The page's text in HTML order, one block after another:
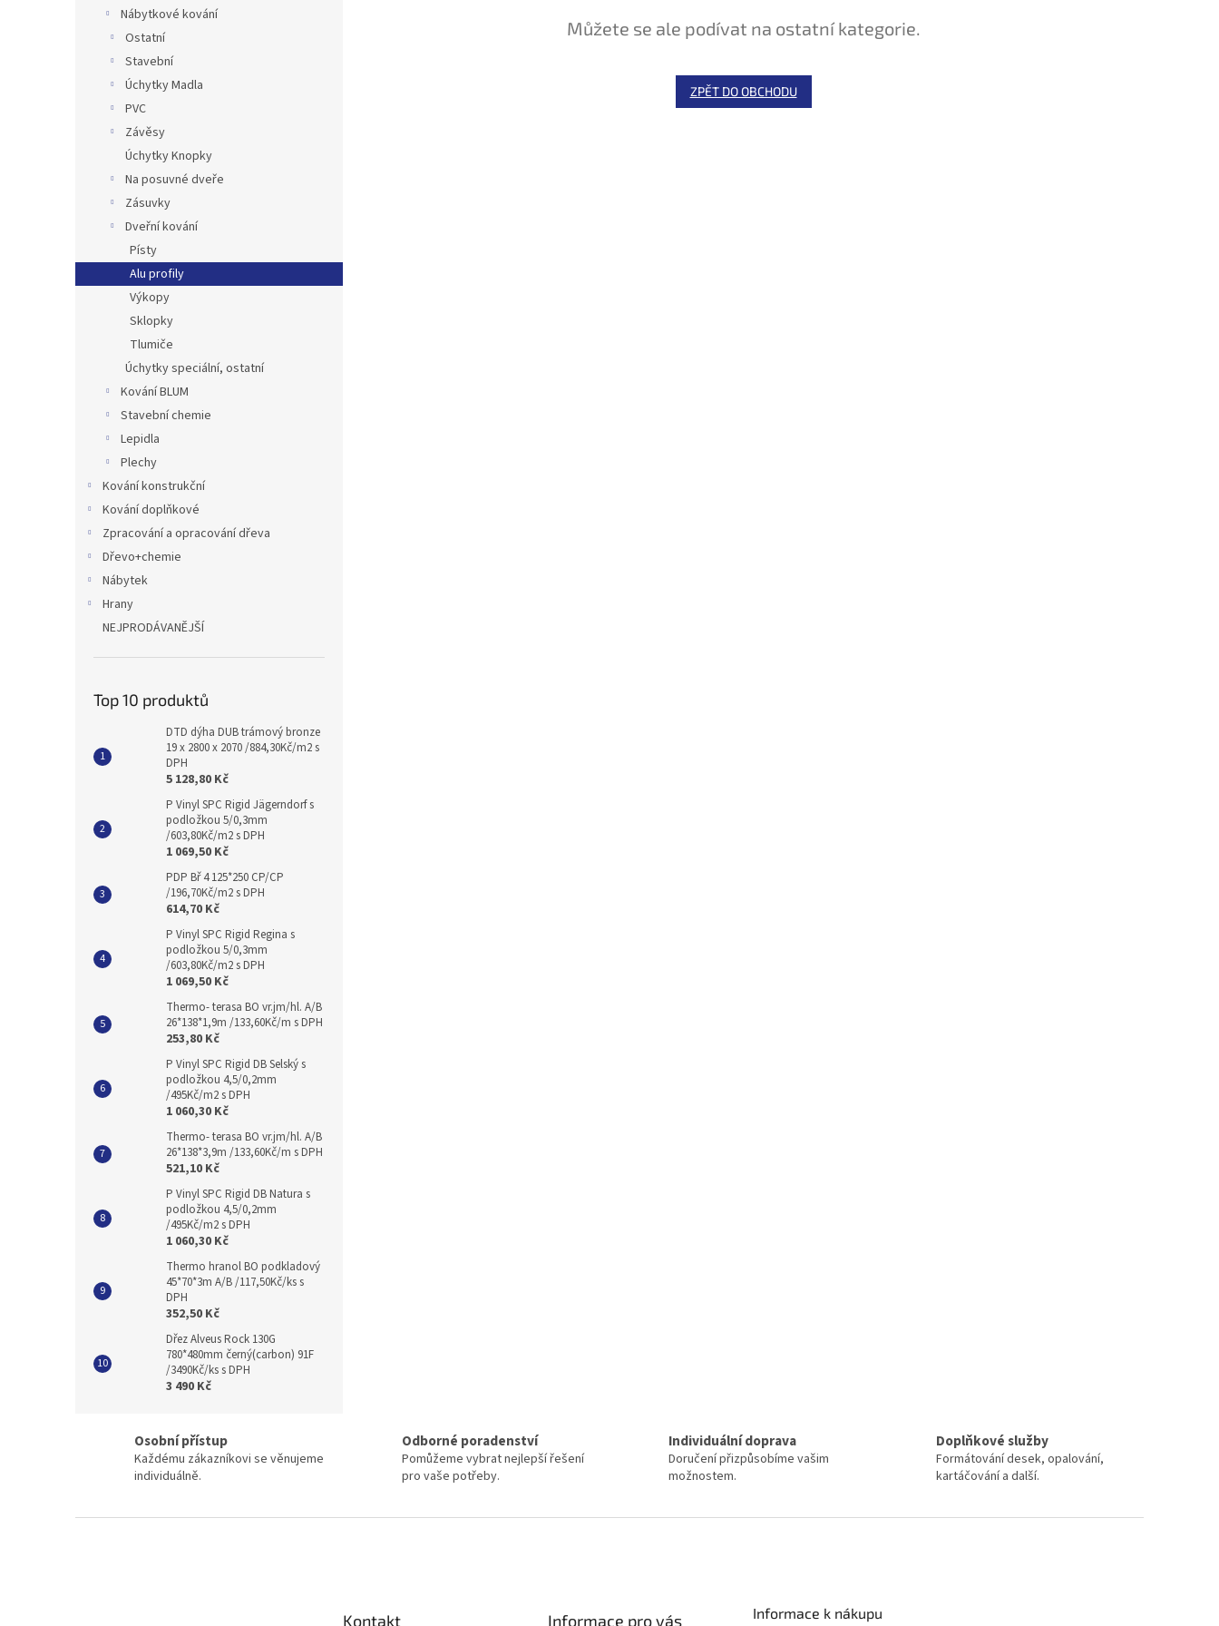
Nábytkové kování
Ostatní
Stavební
Úchytky Madla
PVC
Závěsy
Úchytky Knopky
Na posuvné dveře
Zásuvky
Dveřní kování
Písty
Alu profily
Výkopy
Sklopky
Tlumiče
Úchytky speciální, ostatní
Kování BLUM
Stavební chemie
Lepidla
Plechy
Kování konstrukční
Kování doplňkové
Zpracování a opracování dřeva
Dřevo+chemie
Nábytek
Hrany
NEJPRODÁVANĚJŠÍ
Top 10 produktů
DTD dýha DUB trámový bronze
19 x 2800 x 2070 /884,30Kč/m2 s
DPH
5 128,80 Kč
P Vinyl SPC Rigid Jägerndorf s
podložkou 5/0,3mm
/603,80Kč/m2 s DPH
1 069,50 Kč
PDP Bř 4 125*250 CP/CP
/196,70Kč/m2 s DPH
614,70 Kč
P Vinyl SPC Rigid Regina s
podložkou 5/0,3mm
/603,80Kč/m2 s DPH
1 069,50 Kč
Thermo- terasa BO vr.jm/hl. A/B
26*138*1,9m /133,60Kč/m s DPH
253,80 Kč
P Vinyl SPC Rigid DB Selský s
podložkou 4,5/0,2mm
/495Kč/m2 s DPH
1 060,30 Kč
Thermo- terasa BO vr.jm/hl. A/B
26*138*3,9m /133,60Kč/m s DPH
521,10 Kč
P Vinyl SPC Rigid DB Natura s
podložkou 4,5/0,2mm
/495Kč/m2 s DPH
1 060,30 Kč
Thermo hranol BO podkladový
45*70*3m A/B /117,50Kč/ks s
DPH
352,50 Kč
Dřez Alveus Rock 130G
780*480mm černý(carbon) 91F
/3490Kč/ks s DPH
3 490 Kč
Můžete se ale podívat na ostatní kategorie.
ZPĚT DO OBCHODU
Osobní přístup
Každému zákazníkovi se věnujeme
individuálně.
Odborné poradenství
Pomůžeme vybrat nejlepší řešení
pro vaše potřeby.
Individuální doprava
Doručení přizpůsobíme vašim
možnostem.
Doplňkové služby
Formátování desek, opalování,
kartáčování a další.
Kontakt Informace pro vás Informace k nákupu